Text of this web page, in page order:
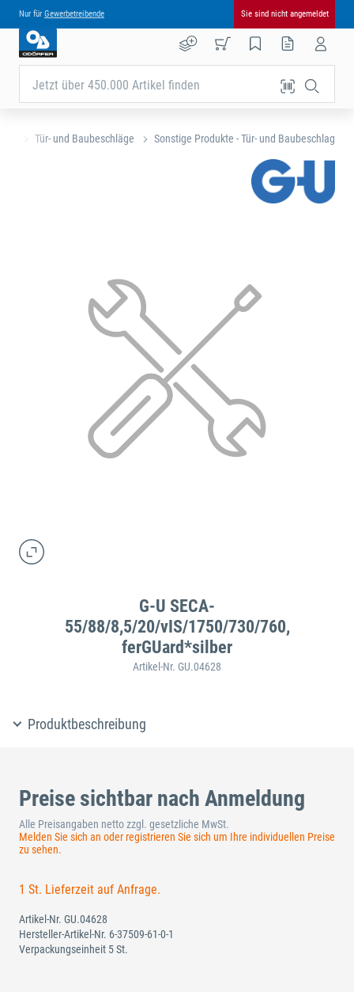
Nur für Gewerbetreibende Sie sind nicht angemeldet
Jetzt über 450.000 Artikel finden
Tür- und Baubeschläge Sonstige Produkte - Tür- und Baubeschlag
G-U SECA-
55/88/8,5/20/vIS/1750/730/760,
ferGUard*silber
Artikel-Nr. GU.04628
Produktbeschreibung
Preise sichtbar nach Anmeldung
Alle Preisangaben netto zzgl. gesetzliche MwSt.
Melden Sie sich an oder registrieren Sie sich um Ihre individuellen Preise
zu sehen.
1 St. Lieferzeit auf Anfrage.
Artikel-Nr. GU.04628
Hersteller-Artikel-Nr. 6-37509-61-0-1
Verpackungseinheit 5 St.